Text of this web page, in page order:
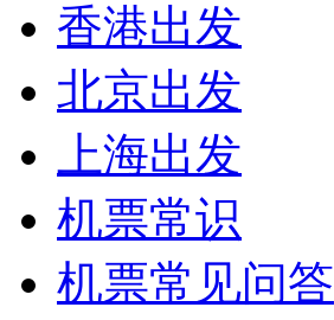
香港出发
北京出发
上海出发
机票常识
机票常见问答